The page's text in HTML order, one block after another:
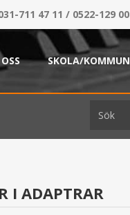
711 47 11 / 0522-129 00
SKOLA/KOMMUN
I ADAPTRAR